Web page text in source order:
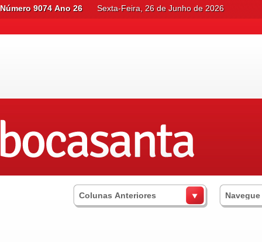
Número 9074 Ano 26 Sexta-Feira, 26 de Junho de 2026
Colunas Anteriores